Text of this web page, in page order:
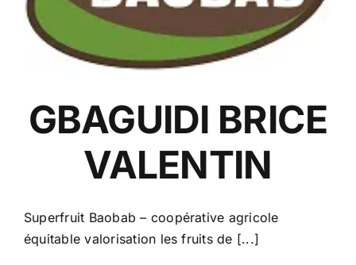
GBAGUIDI BRICE
VALENTIN
Superfruit Baobab – coopérative agricole
équitable valorisation les fruits de [...]